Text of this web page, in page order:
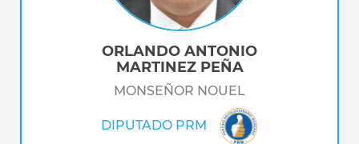
ORLANDO ANTONIO
MARTINEZ PEÑA
MONSEÑOR NOUEL
DIPUTADO PRM